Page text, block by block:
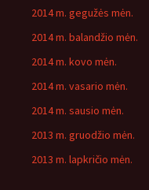
2014 m. gegužės mėn.
2014 m. balandžio mėn.
2014 m. kovo mėn.
2014 m. vasario mėn.
2014 m. sausio mėn.
2013 m. gruodžio mėn.
2013 m. lapkričio mėn.